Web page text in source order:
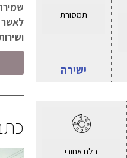
תמסורת
ישירה
בלם אחורי
לאשר